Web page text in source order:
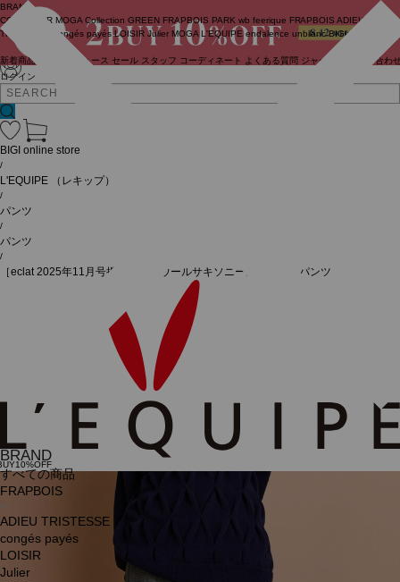
ログイン
BRAND
COUTURIER MOGA Collection GREEN FRAPBOIS PARK wb feerique FRAPBOIS ADIEU
TRISTESSE
congés payés LOISIR Julier MOGA L'EQUIPE endalence unbilanc BIGI online store
新着商品 ニュース セール スタッフ コーディネート よくある質問 ジャーナル お問い合わ
BRAND
すべての商品
FRAPBOIS
ADIEU TRISTESSE
congés payés
LOISIR
Julier
BIGI online store
/
L'EQUIPE （レキップ）
/
パンツ
/
パンツ
/
［eclat 2025年11月号掲載商品］ウールサキソニーストレートパンツ